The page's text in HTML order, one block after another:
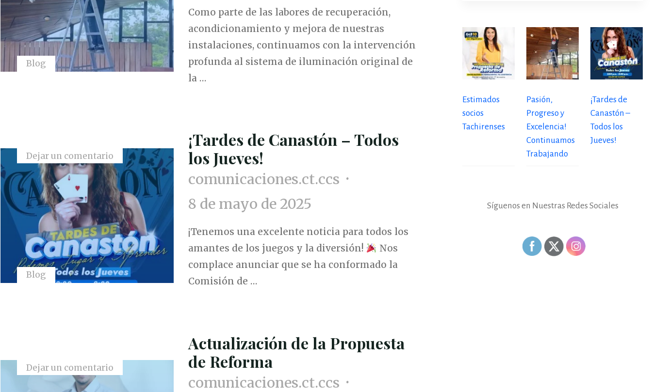
Blog
Como parte de las labores de recuperación,
acondicionamiento y mejora de nuestras
instalaciones, continuamos con la intervención
profunda al sistema de iluminación original de
la …
Blog
Dejar un comentario
¡Tardes de Canastón – Todos
los Jueves!
comunicaciones.ct.ccs
8 de mayo de 2025
¡Tenemos una excelente noticia para todos los
amantes de los juegos y la diversión!
Nos
complace anunciar que se ha conformado la
Comisión de …
Dejar un comentario
Actualización de la Propuesta
de Reforma
comunicaciones.ct.ccs
Estimados
socios
Tachirenses
Pasión,
Progreso y
Excelencia!
Continuamos
Trabajando
¡Tardes de
Canastón –
Todos los
Jueves!
Síguenos en Nuestras Redes Sociales